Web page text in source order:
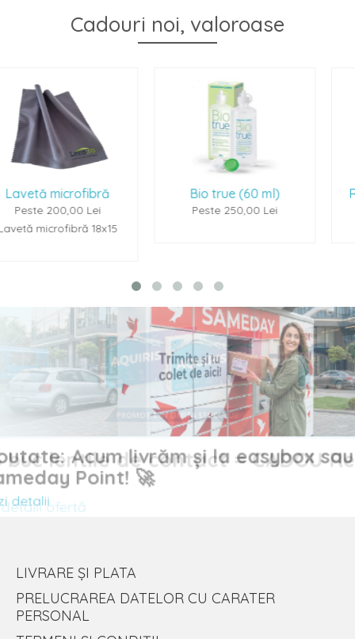
Cadouri noi, valoroase
Bio true (60 ml)
Peste 250,00 Lei
Renu Multiplus
Peste 250,00
lentile de contact = CADOU
Noutate: Acum livrăm și la easybox sau
Sameday Point! 🚀
Vezi detalii
LIVRARE ȘI PLATA
PRELUCRAREA DATELOR CU CARATER
PERSONAL